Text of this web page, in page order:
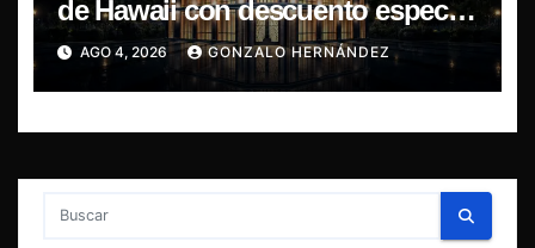
de Hawaii con descuento especial
en LP y CD
AGO 4, 2026 GONZALO HERNÁNDEZ